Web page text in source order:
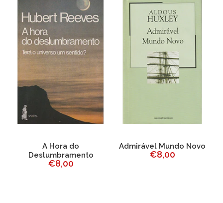
A Hora do
Deslumbramento
€8,00
Admirável Mundo Novo
€8,00